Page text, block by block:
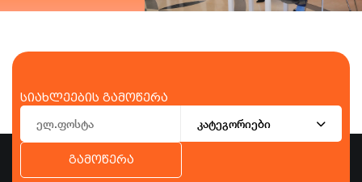
სიახლეების გამოწერა
კატეგორიები
გამოწერა